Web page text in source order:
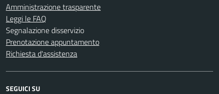
Amministrazione trasparente
Leggi le FAQ
Segnalazione disservizio
Prenotazione appuntamento
Richiesta d'assistenza
SEGUICI SU